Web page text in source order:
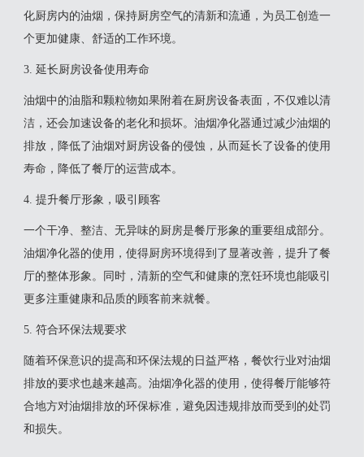
化厨房内的油烟，保持厨房空气的清新和流通，为员工创造一
个更加健康、舒适的工作环境。
3. 延长厨房设备使用寿命
油烟中的油脂和颗粒物如果附着在厨房设备表面，不仅难以清
洁，还会加速设备的老化和损坏。油烟净化器通过减少油烟的
排放，降低了油烟对厨房设备的侵蚀，从而延长了设备的使用
寿命，降低了餐厅的运营成本。
4. 提升餐厅形象，吸引顾客
一个干净、整洁、无异味的厨房是餐厅形象的重要组成部分。
油烟净化器的使用，使得厨房环境得到了显著改善，提升了餐
厅的整体形象。同时，清新的空气和健康的烹饪环境也能吸引
更多注重健康和品质的顾客前来就餐。
5. 符合环保法规要求
随着环保意识的提高和环保法规的日益严格，餐饮行业对油烟
排放的要求也越来越高。油烟净化器的使用，使得餐厅能够符
合地方对油烟排放的环保标准，避免因违规排放而受到的处罚
和损失。